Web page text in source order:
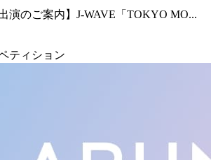
演のご案内】J-WAVE「TOKYO MO...
ティション